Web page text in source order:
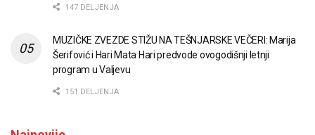
147 DELJENJA
MUZIČKE ZVEZDE STIŽU NA TEŠNJARSKE VEČERI: Marija
Šerifović i Hari Mata Hari predvode ovogodišnji letnji
program u Valjevu
151 DELJENJA